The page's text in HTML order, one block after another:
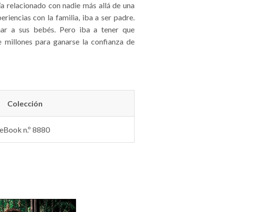
relacionado con nadie más allá de una
con la familia, iba a ser padre.
a sus bebés. Pero iba a tener que
para ganarse la confianza de
Colección
eBook n.º 8880